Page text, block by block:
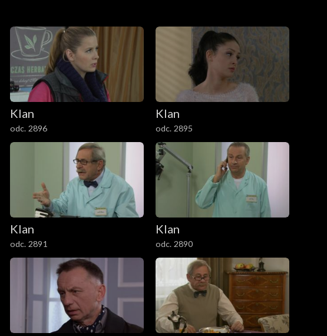
Klan
odc. 2896
Klan
odc. 2895
Klan
odc. 2891
Klan
odc. 2890